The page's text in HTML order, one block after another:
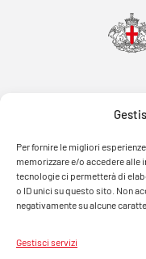
Per fornire le migliori
memorizzare e/o accedere
tecnologie ci permetterà di
o ID unici su questo sito. Non
negativamente su alcune
Gestisci servizi